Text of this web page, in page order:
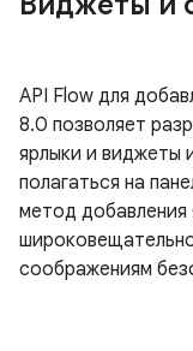
API Flow для
8.0 позволяет
ярлыки и виджеты
полагаться на
метод добавления
соображениям